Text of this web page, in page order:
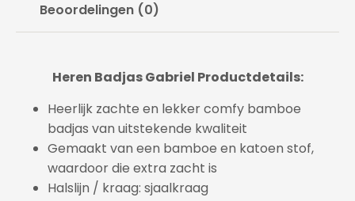
Beoordelingen (0)
Heren Badjas Gabriel Productdetails:
Heerlijk zachte en lekker comfy bamboe
badjas van uitstekende kwaliteit
Gemaakt van een bamboe en katoen stof,
waardoor die extra zacht is
Halslijn / kraag: sjaalkraag